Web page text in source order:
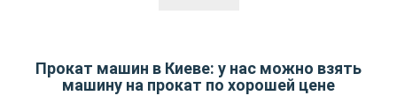
Прокат машин в Киеве: у нас можно взять
машину на прокат по хорошей цене